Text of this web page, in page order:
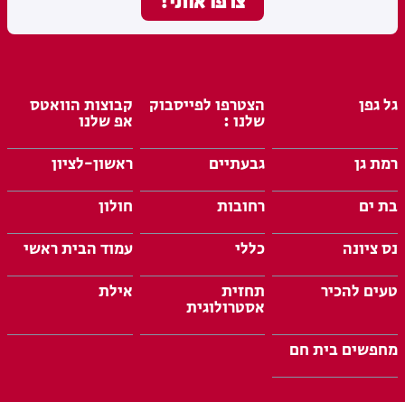
גל גפן הצטרפו לפייסבוק
שלנו :
קבוצות הוואטס
אפ שלנו
רמת גן
גבעתיים
ראשון-לציון
בת ים
רחובות
חולון
נס ציונה
כללי
עמוד הבית ראשי
טעים להכיר
תחזית
אסטרולוגית
אילת
מחפשים בית חם